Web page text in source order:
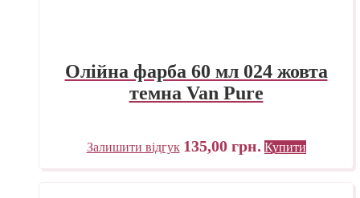
Олійна фарба 60 мл 024 жовта
темна Van Pure
Залишити відгук 135,00 грн. Купити